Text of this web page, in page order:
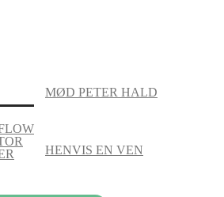
(current)
MØD PETER HALD
HENVIS EN VEN